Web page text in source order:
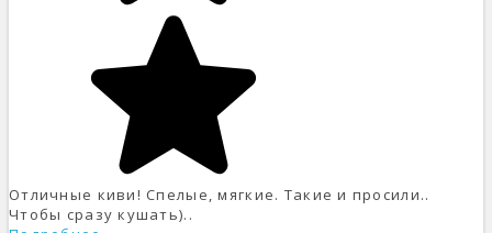
Отличные киви! Спелые, мягкие. Такие и просили..
Чтобы сразу кушать)..